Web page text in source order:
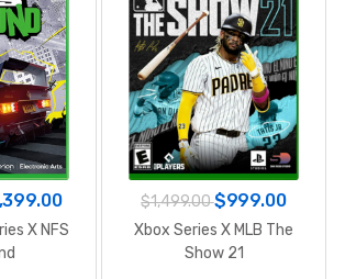
X NFS
$1,499.00$999.00
Xbox Series X MLB The
Show 21